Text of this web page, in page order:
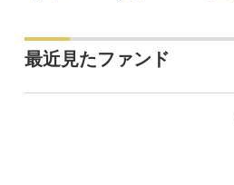
最近見たファンド